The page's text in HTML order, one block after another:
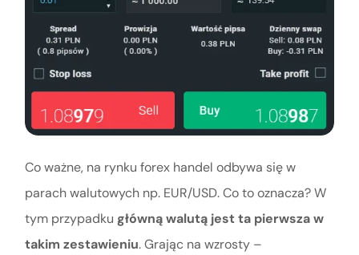
Co ważne, na rynku forex handel odbywa się w
parach walutowych np. EUR/USD. Co to oznacza? W
tym przypadku główną walutą jest ta pierwsza w
takim zestawieniu. Grając na wzrosty –